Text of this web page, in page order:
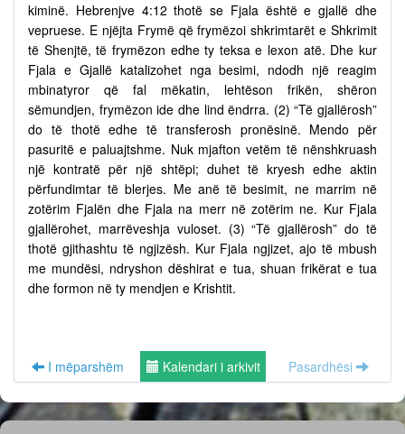
kiminë. Hebrenjve 4:12 thotë se Fjala është e gjallë dhe
vepruese. E njëjta Frymë që frymëzoi shkrimtarët e Shkrimit
të Shenjtë, të frymëzon edhe ty teksa e lexon atë. Dhe kur
Fjala e Gjallë katalizohet nga besimi, ndodh një reagim
mbinatyror që fal mëkatin, lehtëson frikën, shëron
sëmundjen, frymëzon ide dhe lind ëndrra. (2) “Të gjallërosh”
do të thotë edhe të transferosh pronësinë. Mendo për
pasuritë e paluajtshme. Nuk mjafton vetëm të nënshkruash
një kontratë për një shtëpi; duhet të kryesh edhe aktin
përfundimtar të blerjes. Me anë të besimit, ne marrim në
zotërim Fjalën dhe Fjala na merr në zotërim ne. Kur Fjala
gjallërohet, marrëveshja vuloset. (3) “Të gjallërosh” do të
thotë gjithashtu të ngjizësh. Kur Fjala ngjizet, ajo të mbush
me mundësi, ndryshon dëshirat e tua, shuan frikërat e tua
dhe formon në ty mendjen e Krishtit.
I mëparshëm Kalendari i arkivit Pasardhësi